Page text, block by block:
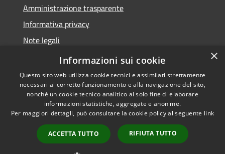
Amministrazione trasparente
Informativa privacy
Note legali
Dichiarazione di accessibilità
Accessibilità
Copyright © 2026 • Comune di
Casale Cremasco-Vidolasco •
Powered byMunicipium
Accesso redazione
×
Informazioni sui cookie
Questo sito web utilizza cookie tecnici e assimilati strettamente
necessari al corretto funzionamento e alla navigazione del sito,
nonché un cookie tecnico analitico al solo fine di elaborare
informazioni statistiche, aggregate e anonime.
Per maggiori dettagli, può consultare la cookie policy al seguente link
ACCETTA TUTTO RIFIUTA TUTTO